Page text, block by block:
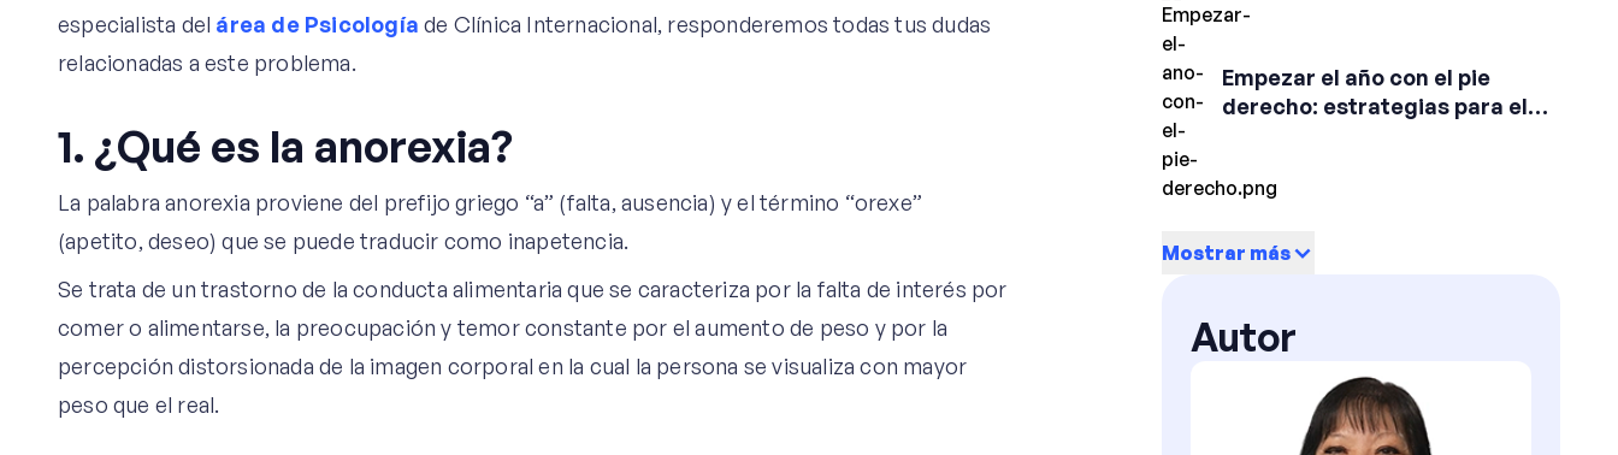
especialista del área de Psicología de Clínica Internacional, responderemos todas tus dudas
relacionadas a este problema.
1. ¿Qué es la anorexia?
La palabra anorexia proviene del prefijo griego “a” (falta, ausencia) y el término “orexe”
(apetito, deseo) que se puede traducir como inapetencia.
Se trata de un trastorno de la conducta alimentaria que se caracteriza por la falta de interés por
comer o alimentarse, la preocupación y temor constante por el aumento de peso y por la
percepción distorsionada de la imagen corporal en la cual la persona se visualiza con mayor
peso que el real.
Empezar el año con el pie
derecho: estrategias para el
Mostrar más
Autor